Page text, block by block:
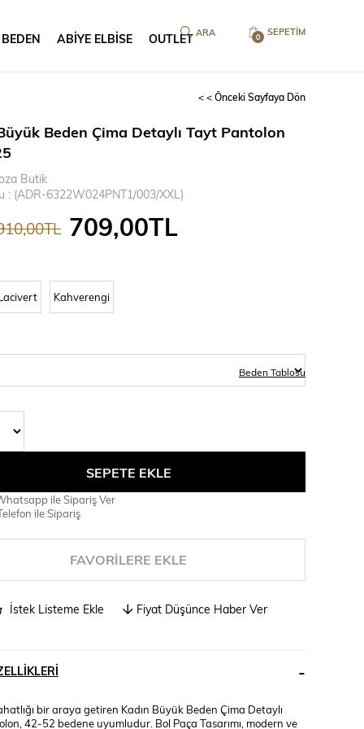
SEPETIM
0
ABİYE ELBİSE OUTLET
< < Önceki Sayfaya Dön
Beden Çima Detaylı Tayt Pantolon
Butik
(ADR-6322W024PNT1/003/XXL)
709,00TL
Kahverengi
Beden Tablosu
ile Sipariş Ver
ile Sipariş
FAVORILERE EKLE
İstek Listeme Ekle Fiyat Düşünce Haber Ver
bir araya getiren Kadın Büyük Beden Çima Detaylı
42-52 bedene uyumludur. Bol Paça Tasarımı, modern ve